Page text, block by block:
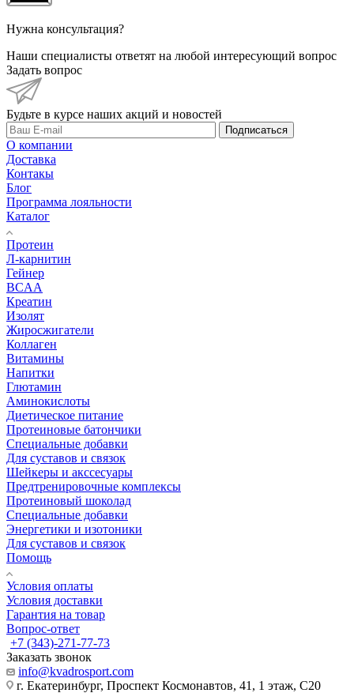
Нужна консультация?
Наши специалисты ответят на любой интересующий вопрос
Задать вопрос
Будьте в курсе наших акций и новостей
Подписаться
О компании
Доставка
Контакы
Блог
Программа лояльности
Каталог
Протеин
Л-карнитин
Гейнер
BCAA
Креатин
Изолят
Жиросжигатели
Коллаген
Витамины
Напитки
Глютамин
Аминокислоты
Диетическое питание
Протеиновые батончики
Специальные добавки
Для суставов и связок
Шейкеры и акссесуары
Предтренировочные комплексы
Протеиновый шоколад
Специальные добавки
Энергетики и изотоники
Для суставов и связок
Помощь
Условия оплаты
Условия доставки
Гарантия на товар
Вопрос-ответ
+7 (343)-271-77-73
Заказать звонок
info@kvadrosport.com
г. Екатеринбург, Проспект Космонавтов, 41, 1 этаж, С20